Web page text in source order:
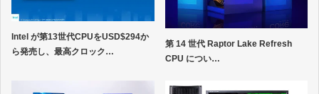
Intel が第13世代CPUをUSD$294か
ら発売し、最高クロック…
第 14 世代 Raptor Lake Refresh
CPU につい…